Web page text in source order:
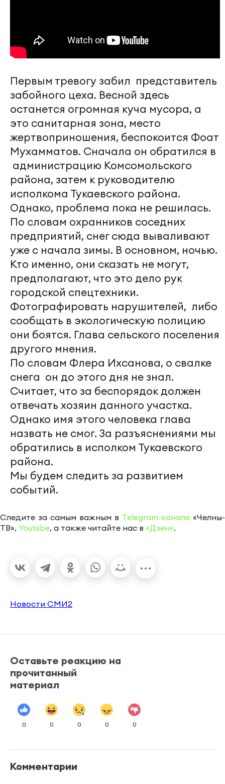
Первым тревогу забил представитель
забойного цеха. Весной здесь
останется огромная куча мусора, а
это санитарная зона, место
жертвоприношения, беспокоится Фоат
Мухамматов. Сначала он обратился в
администрацию Комсомольского
района, затем к руководителю
исполкома Тукаевского района.
Однако, проблема пока не решилась.
По словам охранников соседних
предприятий, снег сюда вываливают
уже с начала зимы. В основном, ночью.
Кто именно, они сказать не могут,
предполагают, что это дело рук
городской спецтехники.
Фотографировать нарушителей, либо
сообщать в экологическую полицию
они боятся. Глава сельского поселения
другого мнения.
По словам Флера Ихсанова, о свалке
снега он до этого дня не знал.
Считает, что за беспорядок должен
отвечать хозяин данного участка.
Однако имя этого человека глава
назвать не смог. За разъяснениями мы
обратились в исполком Тукаевского
района.
Мы будем следить за развитием
событий.
Следите за самым важным в Telegram-канале «Челны-
ТВ», Youtube, а также читайте нас в «Дзен».
Новости СМИ2
Оставьте реакцию на
прочитанный
материал
0 0 0 0 0
Комментарии